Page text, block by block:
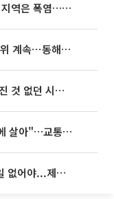
동해안은 시간당 80㎜ 폭우, 그 외 지역은 폭염…‘극과 극 날씨’
[내일 날씨] 폭염 한풀 꺾여도 무더위 계속⋯동해안 이틀 연속 비
임영웅, 어느덧 데뷔 10주년⋯"가진 것 없던 시절, 내 앞엔 20명의 팬뿐"
'굿 윌 헌팅' 배우 "기아 EV2 덕분에 살아"…교통사고 후 안전성 극찬
李대통령 “청년이 결혼 망설이는 일 없어야...제도상 불이익 조사”